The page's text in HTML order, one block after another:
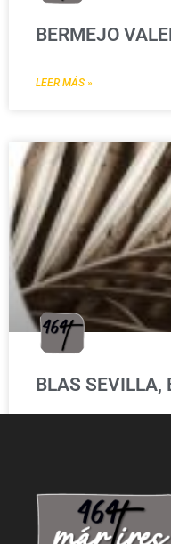
BERMEJO
LEER MÁS »
BLAS SEVILLA,